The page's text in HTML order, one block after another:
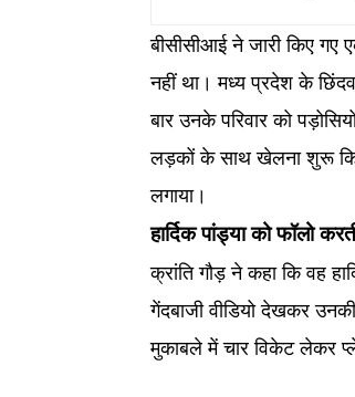
बीसीसीआई ने जारी किए गए
नहीं था। मध्य प्रदेश के
बार उनके परिवार को
लड़कों के साथ खेलना शुरू
लगाया।
हार्दिक पांड्या को फॉलो
क्रांति गौड़ ने कहा कि वह
गेंदबाजी वीडियो देखकर
मुकाबले में चार विकेट लेकर